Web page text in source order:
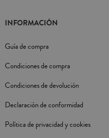
INFORMACIÓN
Guía de compra
Condiciones de compra
Condiciones de devolución
Declaración de conformidad
Política de privacidad y cookies